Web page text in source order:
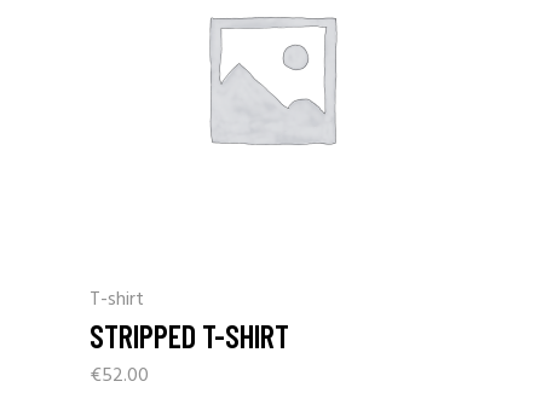
T-shirt
STRIPPED T-SHIRT
€52.00